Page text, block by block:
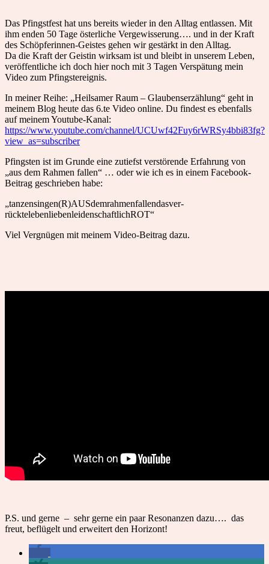
Das Pfingstfest hat uns bereits wieder in den Alltag entlassen. Mit
ihm enden 50 Tage österliche Vergewisserung…. und in der Kraft
des Schöpferinnen-Geistes gehen wir gestärkt in den Alltag.
Da die Kraft der Geistin wirksam ist und bleibt in unserem Leben,
veröffentliche ich doch hier noch mit 3 Tagen Verspätung mein
Video zum Pfingstereignis.
In meiner Reihe: „Heilsamer Raum – Glaubenserzählung“ geht in
meinem Blog heute das 6.te Video online. Du findest es ebenfalls
auf meinem Youtube-Kanal:
https://www.youtube.com/channel/UCUwf42Fuy6rWRSy4bbi83fg?
view_as=subscriber
Pfingsten ist im Grunde eine zutiefst verstörende Erfahrung von
„aus dem Rahmen fallen“ … oder wie ich es in einem Facebook-
Beitrag geschrieben habe:
„tanzensingen(R)AUSdemrahmenfallendasver-
rücktelebenliebenleidenschaftlichROT“
Viel Vergnügen mit meinem Video-Beitrag dazu.
P.S. und gerne – sehr gerne ein paar Resonanzen dazu…. das
freut, beflügelt und erweitert den Horizont!